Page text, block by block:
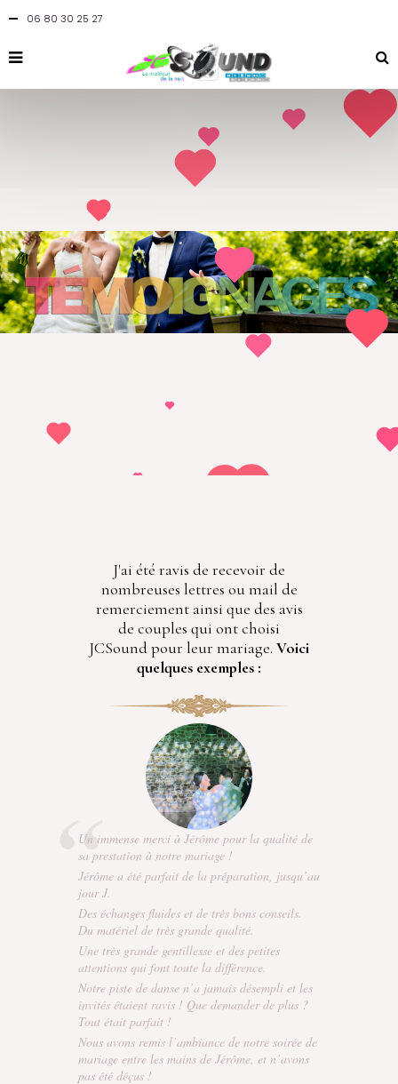
06 80 30 25 27
J'ai été ravis de recevoir de
nombreuses lettres ou mail de
remerciement ainsi que des avis
de couples qui ont choisi
JCSound pour leur mariage. Voici
quelques exemples :
Un immense merci à Jérôme pour la qualité de
sa prestation à notre mariage !
Jérôme a été parfait de la préparation, jusqu’au
jour J.
Des échanges fluides et de très bons conseils.
Du matériel de très grande qualité.
Une très grande gentillesse et des petites
attentions qui font toute la différence.
Notre piste de danse n’a jamais désempli et les
invités étaient ravis ! Que demander de plus ?
Tout était parfait !
Nous avons remis l’ambiance de notre soirée de
mariage entre les mains de Jérôme, et n’avons
pas été déçus !